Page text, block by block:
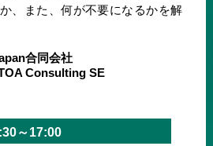
、また、何が不要になるかを解
合同会社
Consulting SE
～17:00